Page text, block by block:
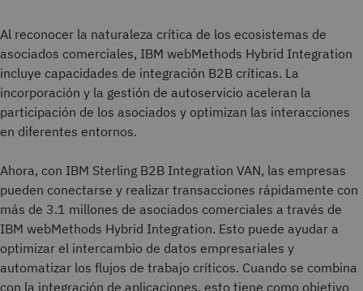
Al reconocer la naturaleza crítica de los ecosistemas de
asociados comerciales, IBM webMethods Hybrid Integration
incluye capacidades de integración B2B críticas. La
incorporación y la gestión de autoservicio aceleran la
participación de los asociados y optimizan las interacciones
en diferentes entornos.
Ahora, con IBM Sterling B2B Integration VAN, las empresas
pueden conectarse y realizar transacciones rápidamente con
más de 3.1 millones de asociados comerciales a través de
IBM webMethods Hybrid Integration. Esto puede ayudar a
optimizar el intercambio de datos empresariales y
automatizar los flujos de trabajo críticos. Cuando se combina
con la integración de aplicaciones, esto tiene como objetivo